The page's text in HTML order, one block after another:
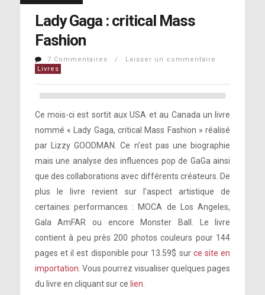
Lady Gaga : critical Mass
Fashion
7 Commentaires / Laisser un commentaire
Livres
Ce mois-ci est sortit aux USA et au Canada un livre
nommé « Lady Gaga, critical Mass Fashion » réalisé
par Lizzy GOODMAN. Ce n’est pas une biographie
mais une analyse des influences pop de GaGa ainsi
que des collaborations avec différents créateurs. De
plus le livre revient sur l’aspect artistique de
certaines performances : MOCA de Los Angeles,
Gala AmFAR ou encore Monster Ball. Le livre
contient à peu près 200 photos couleurs pour 144
pages et il est disponible pour 13.59$ sur ce site en
importation. Vous pourrez visualiser quelques pages
du livre en cliquant sur ce lien.